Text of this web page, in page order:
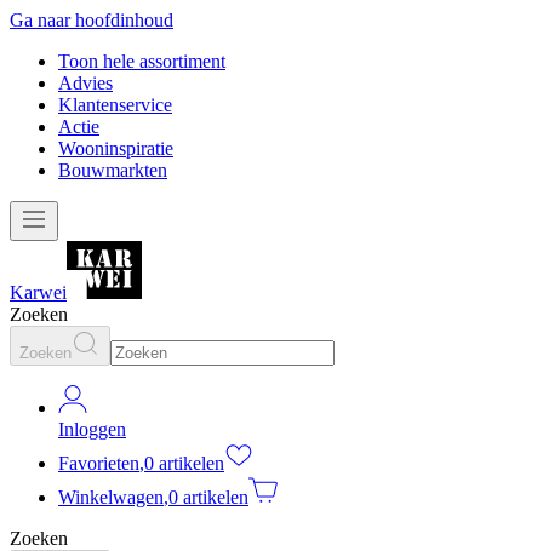
Ga naar hoofdinhoud
Toon hele assortiment
Advies
Klantenservice
Actie
Wooninspiratie
Bouwmarkten
Karwei
Zoeken
Zoeken
Inloggen
Favorieten,0 artikelen
Winkelwagen,0 artikelen
Zoeken